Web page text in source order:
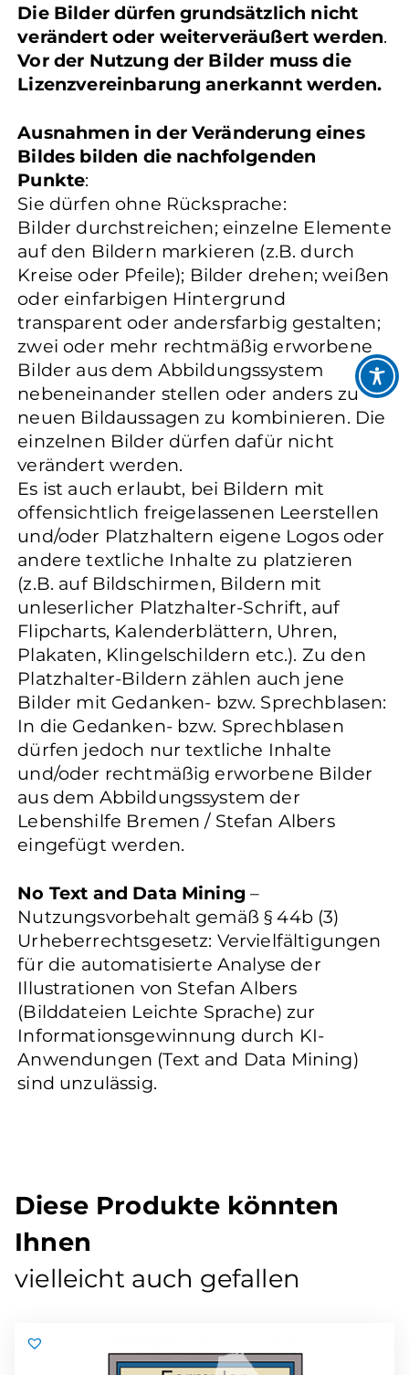
Die Bilder dürfen grundsätzlich nicht
verändert oder weiterveräußert werden.
Vor der Nutzung der Bilder muss die
Lizenzvereinbarung anerkannt werden.
Ausnahmen in der Veränderung eines
Bildes bilden die nachfolgenden
Punkte:
Sie dürfen ohne Rücksprache:
Bilder durchstreichen; einzelne Elemente
auf den Bildern markieren (z.B. durch
Kreise oder Pfeile); Bilder drehen; weißen
oder einfarbigen Hintergrund
transparent oder andersfarbig gestalten;
zwei oder mehr rechtmäßig erworbene
Bilder aus dem Abbildungssystem
nebeneinander stellen oder anders zu
neuen Bildaussagen zu kombinieren. Die
einzelnen Bilder dürfen dafür nicht
verändert werden.
Es ist auch erlaubt, bei Bildern mit
offensichtlich freigelassenen Leerstellen
und/oder Platzhaltern eigene Logos oder
andere textliche Inhalte zu platzieren
(z.B. auf Bildschirmen, Bildern mit
unleserlicher Platzhalter-Schrift, auf
Flipcharts, Kalenderblättern, Uhren,
Plakaten, Klingelschildern etc.). Zu den
Platzhalter-Bildern zählen auch jene
Bilder mit Gedanken- bzw. Sprechblasen:
In die Gedanken- bzw. Sprechblasen
dürfen jedoch nur textliche Inhalte
und/oder rechtmäßig erworbene Bilder
aus dem Abbildungssystem der
Lebenshilfe Bremen / Stefan Albers
eingefügt werden.
No Text and Data Mining –
Nutzungsvorbehalt gemäß § 44b (3)
Urheberrechtsgesetz: Vervielfältigungen
für die automatisierte Analyse der
Illustrationen von Stefan Albers
(Bilddateien Leichte Sprache) zur
Informationsgewinnung durch KI-
Anwendungen (Text and Data Mining)
sind unzulässig.
Diese Produkte könnten
Ihnen
vielleicht auch gefallen